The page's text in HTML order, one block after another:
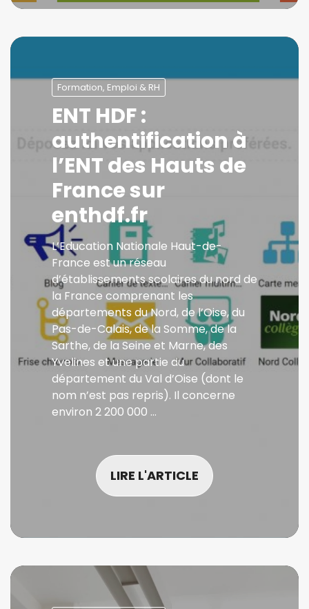
Formation, Emploi & RH
ENT HDF :
authentification à
l’ENT des Hauts de
France sur
enthdf.fr
L’Education Nationale Haut-de-
France est un réseau
d’établissements scolaires du nord de
la France comprenant les
départements du Nord, de l’Oise, du
Pas-de-Calais, de la Somme, de la
Sarthe, de la Seine et Marne, des
Yvelines et une partie du
département du Val d’Oise (dont le
nom n’est pas repris). Il concerne
environ 2 200 000 …
LIRE L'ARTICLE